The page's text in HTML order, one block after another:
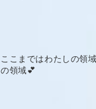
ここまではわたしの領
の領域💕